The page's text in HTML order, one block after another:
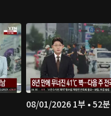
08/01/2026 1부 • 52분